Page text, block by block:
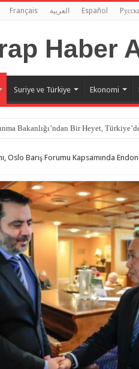
Français العربية Español
Suriye ve Türkiye Ekonomi
Bakanlığı’ndan Bir Heyet,
Oslo Barış Forumu Kapsamında